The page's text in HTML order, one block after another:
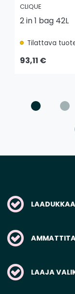
CLIQUE
2 in 1 bag 42L
Tilattava
93,11 €
LAAJA